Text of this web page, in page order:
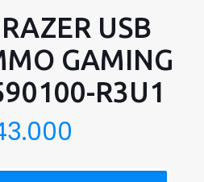
USB
GAMING
R3U1